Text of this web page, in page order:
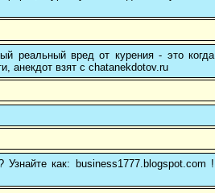
реальный вред от курения - это когда
анекдот взят с chatanekdotov.ru
как: business1777.blogspot.com !